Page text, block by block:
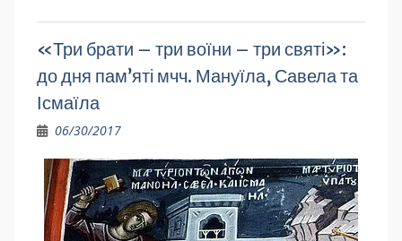
«Три брати – три воїни – три святі»:
до дня пам’яті мчч. Мануїла, Савела та
Ісмаїла
06/30/2017